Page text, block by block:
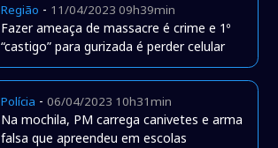
Região - 11/04/2023 09h39min
Fazer ameaça de massacre é crime e 1º
“castigo” para gurizada é perder celular
Polícia -06/04/2023 10h31min
Na mochila, PM carrega canivetes e arma
falsa que apreendeu em escolas